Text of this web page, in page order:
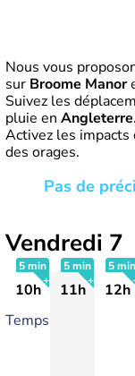
Nous vous
sur Broome Manor
Suivez les
pluie en Angleterre.
Activez les
des orages.
Pas de
Vendredi 7
5 min
10h
5 min
11h
5 min
12h
Temps